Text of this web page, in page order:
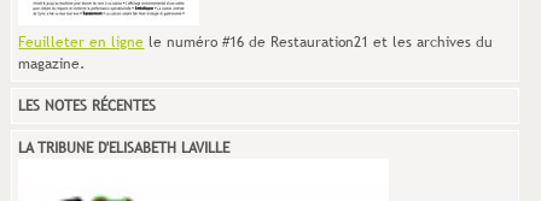
Feuilleter en ligne le numéro #16 de Restauration21 et les archives du
magazine.
LES NOTES RÉCENTES
LA TRIBUNE D'ELISABETH LAVILLE